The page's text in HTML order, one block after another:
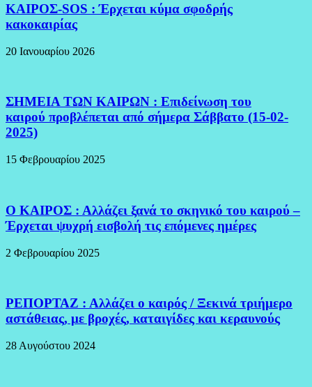
ΚΑΙΡΟΣ-SOS : Έρχεται κύμα σφοδρής
κακοκαιρίας
20 Ιανουαρίου 2026
ΣΗΜΕΙΑ ΤΩΝ ΚΑΙΡΩΝ : Επιδείνωση του
καιρού προβλέπεται από σήμερα Σάββατο (15-02-
2025)
15 Φεβρουαρίου 2025
Ο ΚΑΙΡΟΣ : Αλλάζει ξανά το σκηνικό του καιρού –
Έρχεται ψυχρή εισβολή τις επόμενες ημέρες
2 Φεβρουαρίου 2025
ΡΕΠΟΡΤΑΖ : Αλλάζει ο καιρός / Ξεκινά τριήμερο
αστάθειας, με βροχές, καταιγίδες και κεραυνούς
28 Αυγούστου 2024